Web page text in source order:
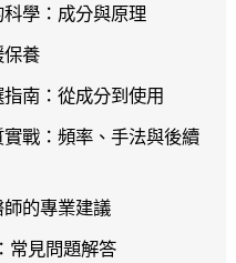
學：成分與原理
養
南：從成分到使用
戰：頻率、手法與後續
的專業建議
常見問題解答